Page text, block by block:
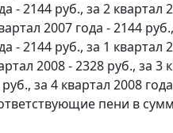
- 2144 руб., за 2 квартал
2007 года - 2144
- 2144 руб., за 1 квартал
2008 - 2328 руб., за 3
за 4 квартал 2008
пени в